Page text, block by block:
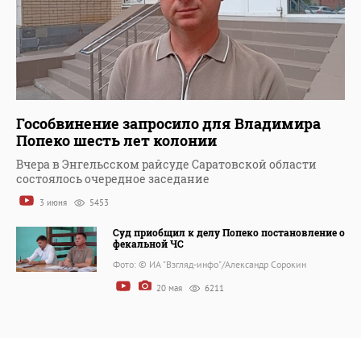
Гособвинение запросило для Владимира
Попеко шесть лет колонии
Вчера в Энгельсском райсуде Саратовской области
состоялось очередное заседание
3 июня 5453
Суд приобщил к делу Попеко постановление о
фекальной ЧС
Фото: © ИА "Взгляд-инфо"/Александр Сорокин
20 мая 6211